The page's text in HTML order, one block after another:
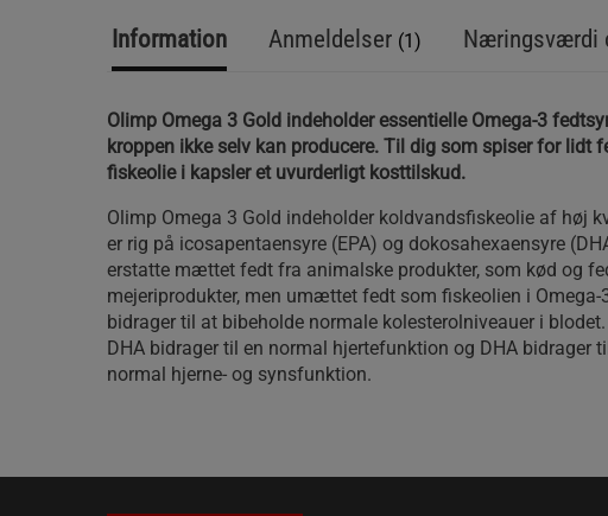
Information Anmeldelser (1) Næringsværdi
Olimp Omega 3 Gold indeholder essentielle Omega-3
kroppen ikke selv kan producere. Til dig som spiser for lidt
fiskeolie i kapsler et uvurderligt kosttilskud.
Olimp Omega 3 Gold indeholder koldvandsfiskeolie af høj
er rig på icosapentaensyre (EPA) og dokosahexaensyre
erstatte mættet fedt fra animalske produkter, som kød og
mejeriprodukter, men umættet fedt som fiskeolien i Omega-
bidrager til at bibeholde normale kolesterolniveauer i blodet.
DHA bidrager til en normal hjertefunktion og DHA bidrager
normal hjerne- og synsfunktion.